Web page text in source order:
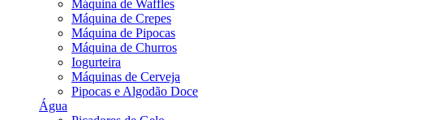
Máquina de Waffles
Máquina de Crepes
Máquina de Pipocas
Máquina de Churros
Iogurteira
Máquinas de Cerveja
Pipocas e Algodão Doce
Água